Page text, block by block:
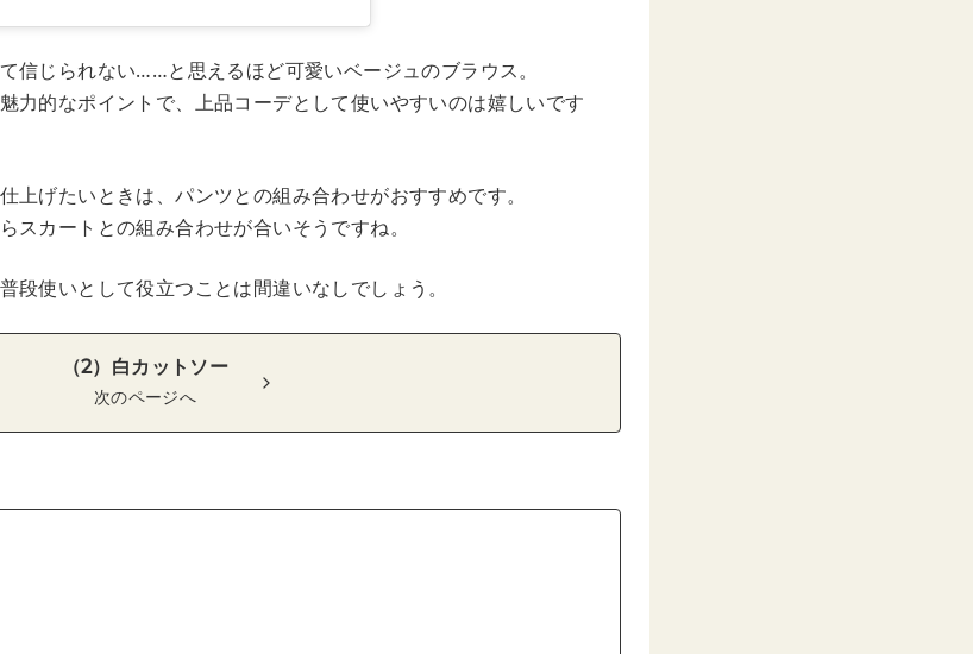
信じられない……と思えるほど可愛いベージュのブラウス。
力的なポイントで、上品コーデとして使いやすいのは嬉しいです
上げたいときは、パンツとの組み合わせがおすすめです。
スカートとの組み合わせが合いそうですね。
段使いとして役立つことは間違いなしでしょう。
（2）白カットソー
次のページへ